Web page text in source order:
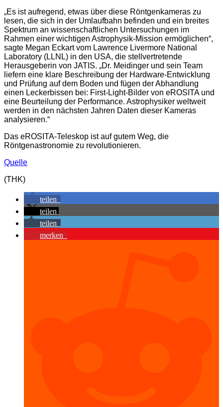
„Es ist aufregend, etwas über diese Röntgenkameras zu
lesen, die sich in der Umlaufbahn befinden und ein breites
Spektrum an wissenschaftlichen Untersuchungen im
Rahmen einer wichtigen Astrophysik-Mission ermöglichen“,
sagte Megan Eckart vom Lawrence Livermore National
Laboratory (LLNL) in den USA, die stellvertretende
Herausgeberin von JATIS. „Dr. Meidinger und sein Team
liefern eine klare Beschreibung der Hardware-Entwicklung
und Prüfung auf dem Boden und fügen der Abhandlung
einen Leckerbissen bei: First-Light-Bilder von eROSITA und
eine Beurteilung der Performance. Astrophysiker weltweit
werden in den nächsten Jahren Daten dieser Kameras
analysieren.“
Das eROSITA-Teleskop ist auf gutem Weg, die
Röntgenastronomie zu revolutionieren.
Quelle
(THK)
teilen
teilen
teilen
merken